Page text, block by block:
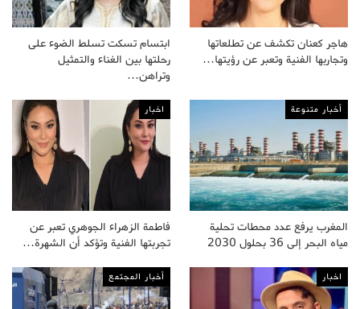
هاجر كعنان تكشف عن تطلعاتها
وتجاربها الفنية وتعبر عن رؤيتها…
ابتسام تسكت تسلط الضوء على
رحلتها بين الغناء والتمثيل
وتراهن…
أخبار متنوعة
المغرب يرفع عدد محطات تحلية
مياه البحر إلى 36 بحلول 2030
اخبار
فاطمة الزهراء الجوهري تعبر عن
تجربتها الفنية وتؤكد أن الشهرة…
اخبار أخبار المجتمع